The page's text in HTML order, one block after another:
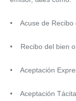
• Acuse de Recibo
• Recibo del bien o
• Aceptación
• Aceptación Tácita